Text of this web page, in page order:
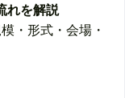
れを解説
・形式・会場・